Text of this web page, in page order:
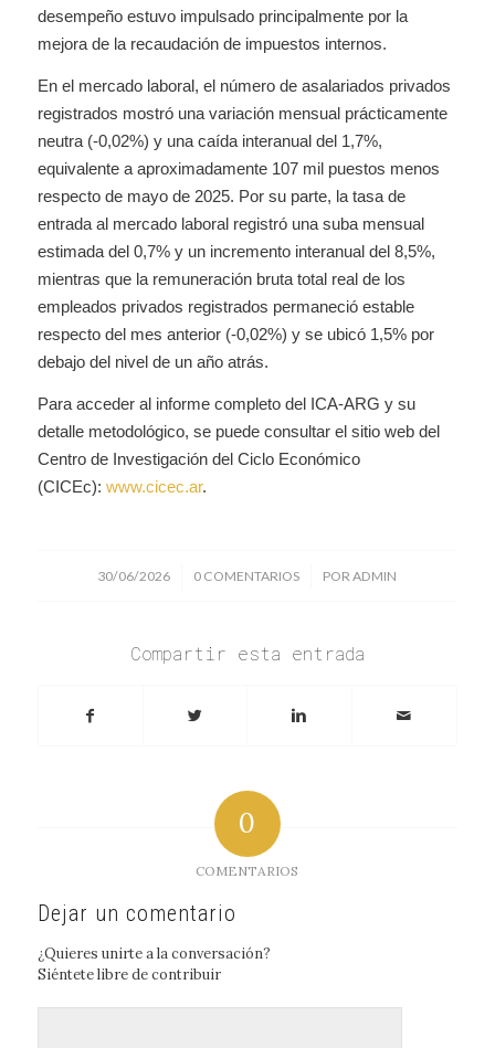
desempeño estuvo impulsado principalmente por la
mejora de la recaudación de impuestos internos.
En el mercado laboral, el número de asalariados privados
registrados mostró una variación mensual prácticamente
neutra (-0,02%) y una caída interanual del 1,7%,
equivalente a aproximadamente 107 mil puestos menos
respecto de mayo de 2025. Por su parte, la tasa de
entrada al mercado laboral registró una suba mensual
estimada del 0,7% y un incremento interanual del 8,5%,
mientras que la remuneración bruta total real de los
empleados privados registrados permaneció estable
respecto del mes anterior (-0,02%) y se ubicó 1,5% por
debajo del nivel de un año atrás.
Para acceder al informe completo del ICA-ARG y su
detalle metodológico, se puede consultar el sitio web del
Centro de Investigación del Ciclo Económico
(CICEc): www.cicec.ar.
30/06/2026
/ 0 COMENTARIOS
/ PORADMIN
Compartir esta entrada
0
COMENTARIOS
Dejar un comentario
¿Quieres unirte a la conversación?
Siéntete libre de contribuir